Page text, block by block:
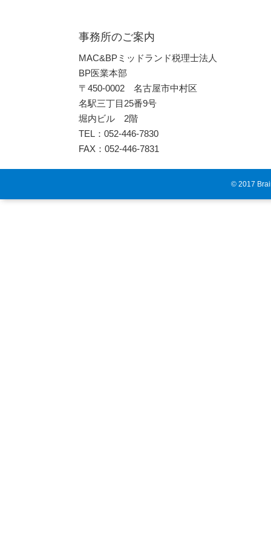
事務所のご案内
MAC&BPミッドランド税理士法人
BP医業本部
〒450-0002 名古屋市中村区
名駅三丁目25番9号
堀内ビル 2階
TEL：052-446-7830
FAX：052-446-7831
© 2017